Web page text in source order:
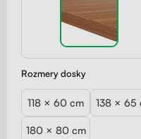
Rozmery dosky
118 × 60 cm 138 × 65
180 × 80 cm